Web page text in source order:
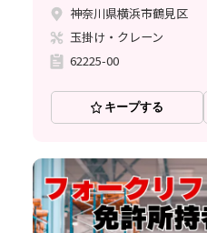
神奈川県横浜市鶴見区
玉掛け・クレーン
62225-00
キープする